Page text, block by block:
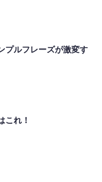
プルフレーズが激変す
これ！